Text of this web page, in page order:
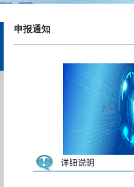
申报通知